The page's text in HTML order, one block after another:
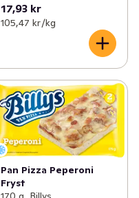
17,93 kr
105,47 kr /kg
Pan Pizza Peperoni
Fryst